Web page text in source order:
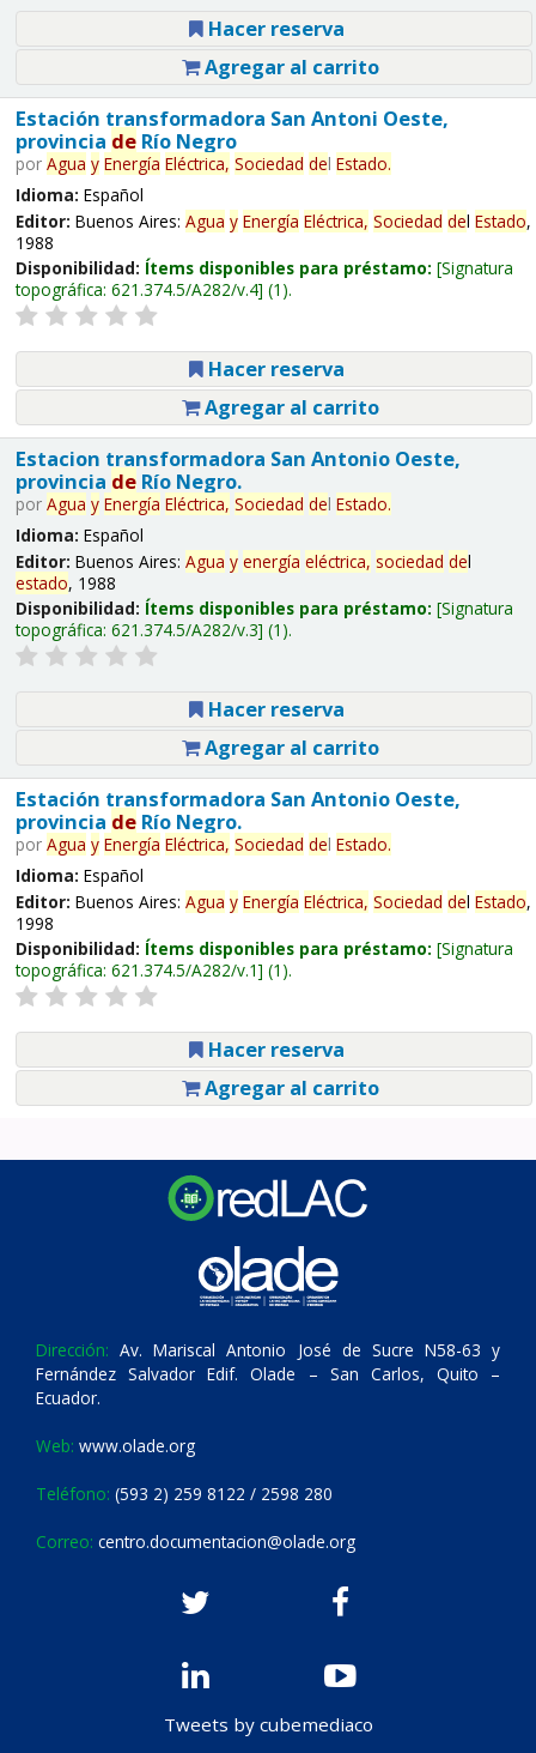
Hacer reserva
Agregar al carrito
Estación transformadora San Antoni Oeste,
provincia deRío Negro
por Agua y Energía Eléctrica, Sociedad del Estado.
Idioma: Español
Editor: Buenos Aires: Agua y Energía Eléctrica, Sociedad del Estado,
1988
Disponibilidad: Ítems disponibles para préstamo: Signatura
topográfica: 621.374.5/A282/v.4 (1).
Hacer reserva
Agregar al carrito
Estacion transformadora San Antonio Oeste,
provincia deRío Negro.
por Agua y Energía Eléctrica, Sociedad del Estado.
Idioma: Español
Editor: Buenos Aires: Agua y energía eléctrica, sociedad del
estado, 1988
Disponibilidad: Ítems disponibles para préstamo: Signatura
topográfica: 621.374.5/A282/v.3 (1).
Hacer reserva
Agregar al carrito
Estación transformadora San Antonio Oeste,
provincia deRío Negro.
por Agua y Energía Eléctrica, Sociedad del Estado.
Idioma: Español
Editor: Buenos Aires: Agua y Energía Eléctrica, Sociedad del Estado,
1998
Disponibilidad: Ítems disponibles para préstamo: Signatura
topográfica: 621.374.5/A282/v.1 (1).
Hacer reserva
Agregar al carrito
Dirección: Av. Mariscal Antonio José de Sucre N58-63 y
Fernández Salvador Edif. Olade – San Carlos, Quito –
Ecuador.
Web: www.olade.org
Teléfono: (593 2) 259 8122 / 2598 280
Correo: centro.documentacion@olade.org
Tweets by cubemediaco